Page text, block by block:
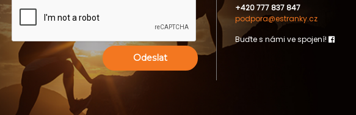
Odeslat
+420 777 837 847
podpora@estranky.cz
Buďte s námi ve spojení!